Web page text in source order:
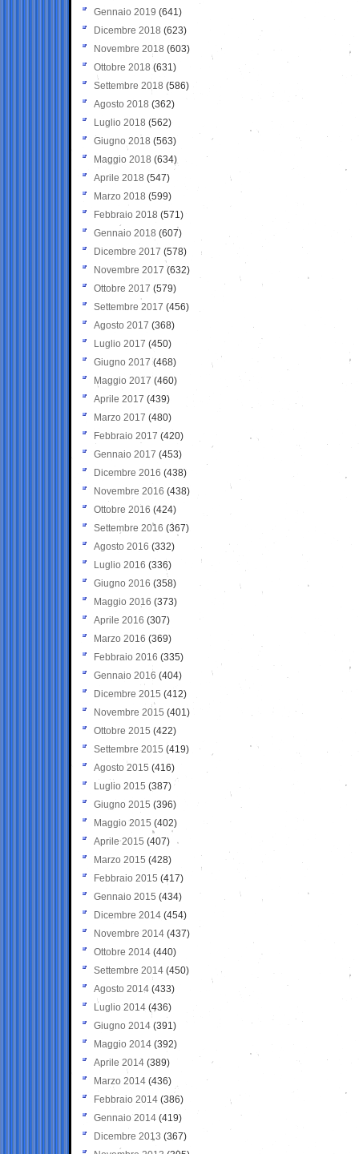
Gennaio 2019 (641)
Dicembre 2018 (623)
Novembre 2018 (603)
Ottobre 2018 (631)
Settembre 2018 (586)
Agosto 2018 (362)
Luglio 2018 (562)
Giugno 2018 (563)
Maggio 2018 (634)
Aprile 2018 (547)
Marzo 2018 (599)
Febbraio 2018 (571)
Gennaio 2018 (607)
Dicembre 2017 (578)
Novembre 2017 (632)
Ottobre 2017 (579)
Settembre 2017 (456)
Agosto 2017 (368)
Luglio 2017 (450)
Giugno 2017 (468)
Maggio 2017 (460)
Aprile 2017 (439)
Marzo 2017 (480)
Febbraio 2017 (420)
Gennaio 2017 (453)
Dicembre 2016 (438)
Novembre 2016 (438)
Ottobre 2016 (424)
Settembre 2016 (367)
Agosto 2016 (332)
Luglio 2016 (336)
Giugno 2016 (358)
Maggio 2016 (373)
Aprile 2016 (307)
Marzo 2016 (369)
Febbraio 2016 (335)
Gennaio 2016 (404)
Dicembre 2015 (412)
Novembre 2015 (401)
Ottobre 2015 (422)
Settembre 2015 (419)
Agosto 2015 (416)
Luglio 2015 (387)
Giugno 2015 (396)
Maggio 2015 (402)
Aprile 2015 (407)
Marzo 2015 (428)
Febbraio 2015 (417)
Gennaio 2015 (434)
Dicembre 2014 (454)
Novembre 2014 (437)
Ottobre 2014 (440)
Settembre 2014 (450)
Agosto 2014 (433)
Luglio 2014 (436)
Giugno 2014 (391)
Maggio 2014 (392)
Aprile 2014 (389)
Marzo 2014 (436)
Febbraio 2014 (386)
Gennaio 2014 (419)
Dicembre 2013 (367)